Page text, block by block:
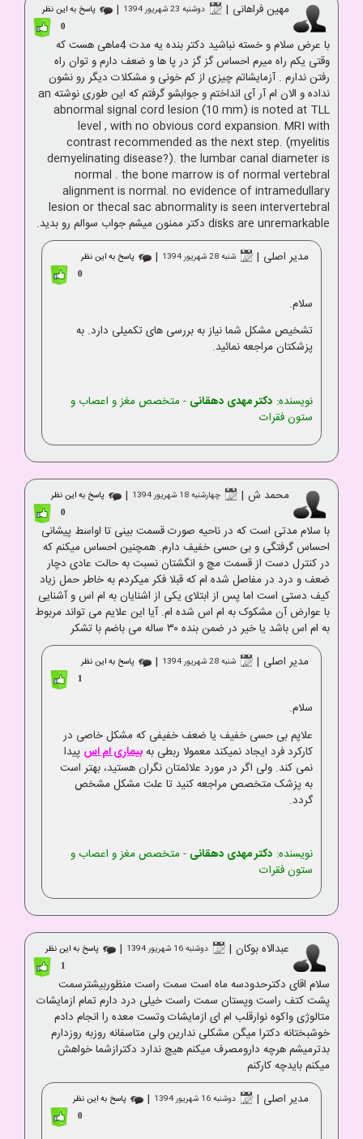
مهین فراهانی | دوشنبه 23 شهریور 1394 | پاسخ به این نظر
0
با عرض سلام و خسته نباشید دکتر بنده یه مدت 4ماهی هست که
وقتی یکم راه میرم احساس گز گز در پا ها و ضعف دارم و توان راه
رفتن ندارم . آزمایشاتم چیزی از کم خونی و مشکلات دیگر رو نشون
نداده و الان ام آر آی انداختم و جوابشو گرفتم که این طوری نوشته an
abnormal signal cord lesion (10 mm) is noted at TLL
level , with no obvious cord expansion. MRI with
contrast recommended as the next step. (myelitis
demyelinating disease?). the lumbar canal diameter is
normal . the bone marrow is of normal vertebral
alignment is normal. no evidence of intramedullary
lesion or thecal sac abnormality is seen intervertebral
disks are unremarkable دکتر ممنون میشم جواب سوالم رو بدید.
مدیر اصلی | شنبه 28 شهریور 1394 | پاسخ به این نظر
0
سلام.
تشخیص مشکل شما نیاز به بررسی های تکمیلی دارد. به
پزشکتان مراجعه نمائید.
نویسنده: دکتر مهدی دهقانی - متخصص مغز و اعصاب و
ستون فقرات
محمد ش | چهارشنبه 18 شهریور 1394 | پاسخ به این نظر
0
با سلام مدتی است که در ناحیه صورت قسمت بینی تا اواسط پیشانی
احساس گرفتگی و بی حسی خفیف دارم. همچنین احساس میکنم که
در کنترل دست از قسمت مچ و انگشتان نسبت به حالت عادی دچار
ضعف و درد در مفاصل شده ام که قبلا فکر میکردم به خاطر حمل زیاد
کیف دستی است اما پس از ابتلای یکی از اشنایان به ام اس و آشنایی
با عوارض آن مشکوک به ام اس شده ام. آیا این علایم می تواند مربوط
به ام اس باشد یا خیر در ضمن بنده ۳۰ ساله می باضم با تشکر
مدیر اصلی | شنبه 28 شهریور 1394 | پاسخ به این نظر
1
سلام.
علاپم بی حسی خفیف یا ضعف خفیفی که مشکل خاصی در
کارکرد فرد ایجاد نمیکند معمولا ربطی بهبیماری ام اس پیدا
نمی کند. ولی اگر در مورد علائمتان نگران هستید، بهتر است
به پزشک متخصص مراجعه کنید تا علت مشکل مشخص
گردد.
نویسنده: دکتر مهدی دهقانی - متخصص مغز و اعصاب و
ستون فقرات
عبدالاه بوکان | دوشنبه 16 شهریور 1394 | پاسخ به این نظر
1
سلام اقای دکترحدودسه ماه است سمت راست منظوربیشترسمت
پشت کتف راست وپستان سمت راست خیلی درد دارم تمام ازمایشات
متالوژی واکوه نوارقلب ام ای ازمایشات وتست معده را انجام دادم
خوشبختانه دکترا میگن مشکلی ندارین ولی متاسفانه روزبه روزدارم
بدترمیشم هرچه دارومصرف میکنم هیچ ندارد دکترازشما خواهش
میکنم بایدچه کارکنم
مدیر اصلی | دوشنبه 16 شهریور 1394 | پاسخ به این نظر
0